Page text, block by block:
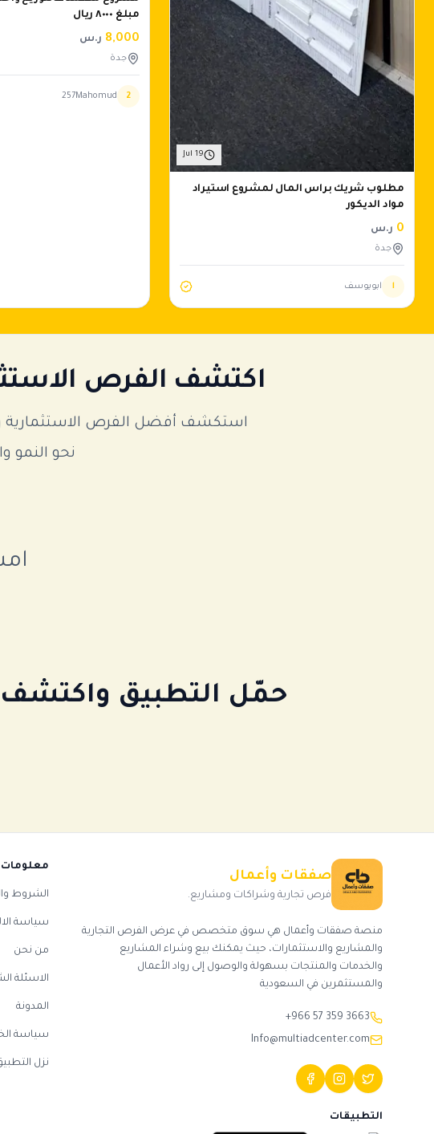
Jul 19
مطلوب شريك براس المال لمشروع استيراد
مواد الديكور
0 ر.س
جدة
ا ابويوسف
مبلغ ٨٠٠٠ ريال
8,000 ر.س
جدة
2
257Mahomud
اكتشف الفرص
استكشف أفضل الفرص الاستثمارية
نحو النمو
حمّل التطبيق
صفقات وأعمال
فرص تجارية وشراكات ومشاريع.
منصة صفقات وأعمال هي سوق متخصص في عرض الفرص التجارية
والمشاريع والاستثمارات، حيث يمكنك بيع وشراء المشاريع
والخدمات والمنتجات بسهولة والوصول إلى رواد الأعمال
والمستثمرين في السعودية
+966 57 359 3663
Info@multiadcenter.com
التطبيقات
معلومات
الشروط
سياسة
من نحن
الاسئلة
المدونة
سياسة
نزل